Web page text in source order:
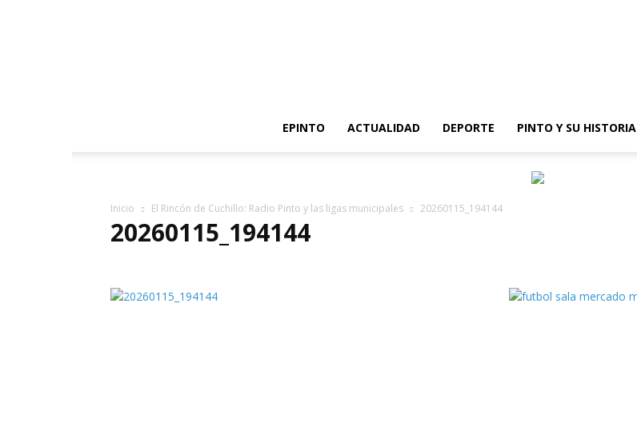
EPINTO
ACTUALIDAD DEPORTE PINTO Y SU HISTORIA
Inicio El Rincón de Cuchillo: Radio Pinto y las ligas municipales 20260115_194144
20260115_194144